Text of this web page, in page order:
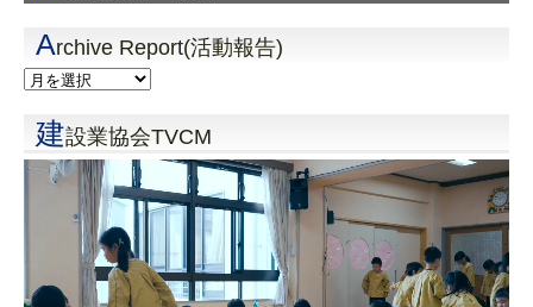
Archive Report(活動報告)
建設業協会TVCM